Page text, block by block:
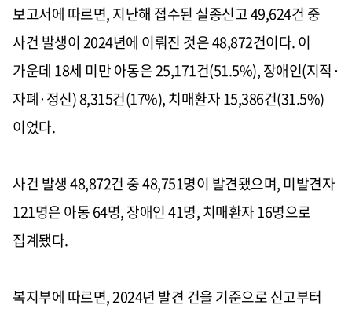
보고서에 따르면, 지난해 접수된 실종신고 49,624건 중
사건 발생이 2024년에 이뤄진 것은 48,872건이다. 이
가운데 18세 미만 아동은 25,171건(51.5%), 장애인(지적·
자폐·정신) 8,315건(17%), 치매환자 15,386건(31.5%)
이었다.
사건 발생 48,872건 중 48,751명이 발견됐으며, 미발견자
121명은 아동 64명, 장애인 41명, 치매환자 16명으로
집계됐다.
복지부에 따르면, 2024년 발견 건을 기준으로 신고부터